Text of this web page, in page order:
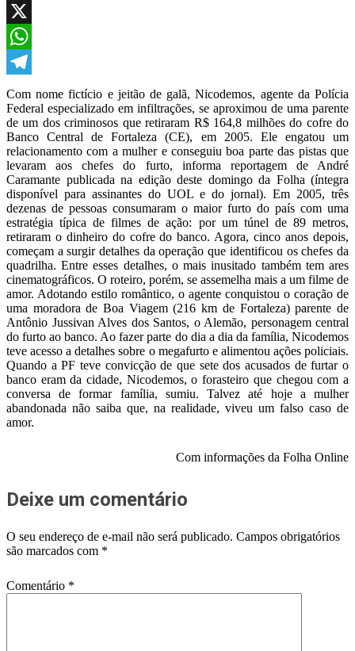
Facebook
X
WhatsApp
Telegram
Com nome fictício e jeitão de galã, Nicodemos, agente da Polícia
Federal especializado em infiltrações, se aproximou de uma parente
de um dos criminosos que retiraram R$ 164,8 milhões do cofre do
Banco Central de Fortaleza (CE), em 2005. Ele engatou um
relacionamento com a mulher e conseguiu boa parte das pistas que
levaram aos chefes do furto, informa reportagem de André
Caramante publicada na edição deste domingo da Folha (íntegra
disponível para assinantes do UOL e do jornal). Em 2005, três
dezenas de pessoas consumaram o maior furto do país com uma
estratégia típica de filmes de ação: por um túnel de 89 metros,
retiraram o dinheiro do cofre do banco. Agora, cinco anos depois,
começam a surgir detalhes da operação que identificou os chefes da
quadrilha. Entre esses detalhes, o mais inusitado também tem ares
cinematográficos. O roteiro, porém, se assemelha mais a um filme de
amor. Adotando estilo romântico, o agente conquistou o coração de
uma moradora de Boa Viagem (216 km de Fortaleza) parente de
Antônio Jussivan Alves dos Santos, o Alemão, personagem central
do furto ao banco. Ao fazer parte do dia a dia da família, Nicodemos
teve acesso a detalhes sobre o megafurto e alimentou ações policiais.
Quando a PF teve convicção de que sete dos acusados de furtar o
banco eram da cidade, Nicodemos, o forasteiro que chegou com a
conversa de formar família, sumiu. Talvez até hoje a mulher
abandonada não saiba que, na realidade, viveu um falso caso de
amor.
Com informações da Folha Online
Deixe um comentário
O seu endereço de e-mail não será publicado. Campos obrigatórios
são marcados com *
Comentário *